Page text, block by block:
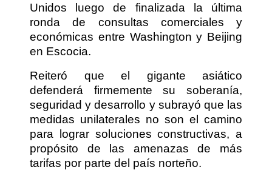
Unidos luego de finalizada la última
ronda de consultas comerciales y
económicas entre Washington y Beijing
en Escocia.
Reiteró que el gigante asiático
defenderá firmemente su soberanía,
seguridad y desarrollo y subrayó que las
medidas unilaterales no son el camino
para lograr soluciones constructivas, a
propósito de las amenazas de más
tarifas por parte del país norteño.